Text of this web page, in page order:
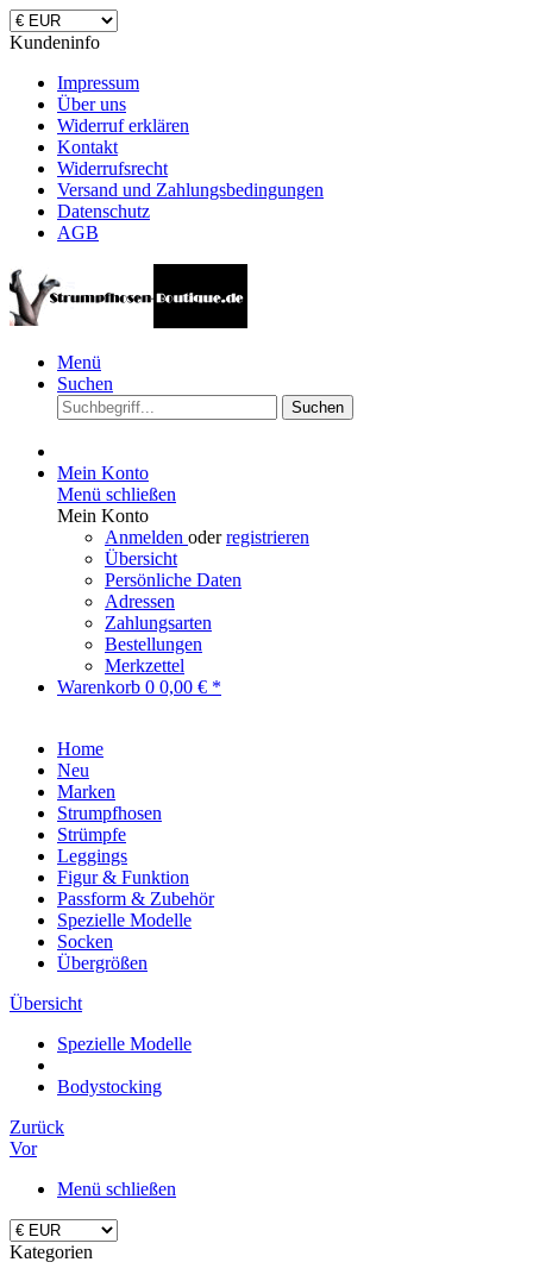
Kundeninfo
Impressum
Über uns
Widerruf erklären
Kontakt
Widerrufsrecht
Versand und Zahlungsbedingungen
Datenschutz
AGB
Menü
Suchen
Suchen
Mein Konto
Menü schließen
Mein Konto
Anmelden oderregistrieren
Übersicht
Persönliche Daten
Adressen
Zahlungsarten
Bestellungen
Merkzettel
Warenkorb 0 0,00 € *
Home
Neu
Marken
Strumpfhosen
Strümpfe
Leggings
Figur & Funktion
Passform & Zubehör
Spezielle Modelle
Socken
Übergrößen
Übersicht
Spezielle Modelle
Bodystocking
Zurück
Vor
Menü schließen
Kategorien